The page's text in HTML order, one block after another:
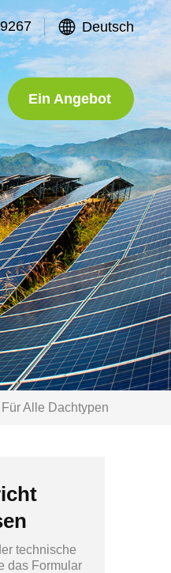
Deutsch
Fordern Sie
Ein Angebot
An
Alle Dachtypen
technische
das Formular